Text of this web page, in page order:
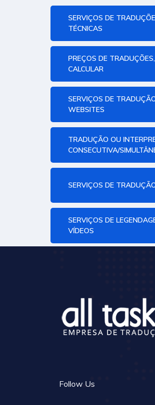
SERVIÇOS DE
TÉCNICAS
PREÇOS DE
CALCULAR
SERVIÇOS DE
WEBSITES
TRADUÇÃO OU
CONSECUTIVA/
SERVIÇOS DE
SERVIÇOS DE
VÍDEOS
Follow Us